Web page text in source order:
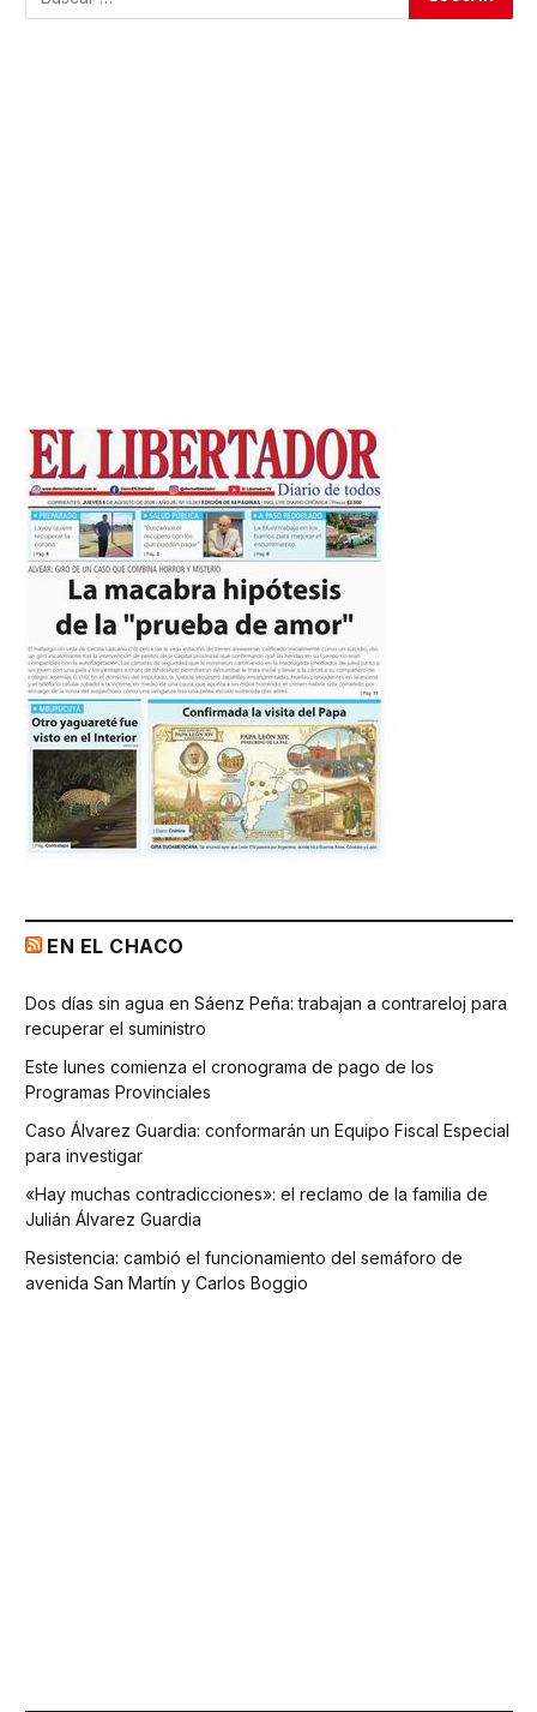
EN EL CHACO
Dos días sin agua en Sáenz Peña: trabajan a contrareloj para
recuperar el suministro
Este lunes comienza el cronograma de pago de los
Programas Provinciales
Caso Álvarez Guardia: conformarán un Equipo Fiscal Especial
para investigar
«Hay muchas contradicciones»: el reclamo de la familia de
Julián Álvarez Guardia
Resistencia: cambió el funcionamiento del semáforo de
avenida San Martín y Carlos Boggio